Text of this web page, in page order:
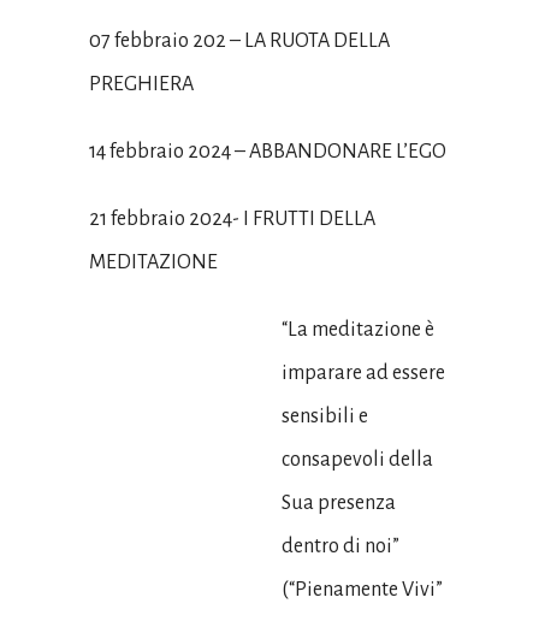
07 febbraio 202 – LA RUOTA DELLA
PREGHIERA
14 febbraio 2024 – ABBANDONARE L’EGO
21 febbraio 2024- I FRUTTI DELLA
MEDITAZIONE
“La meditazione è
imparare ad essere
sensibili e
consapevoli della
Sua presenza
dentro di noi”
(“Pienamente Vivi”